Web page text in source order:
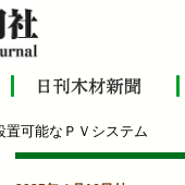
可能なＰＶシステム